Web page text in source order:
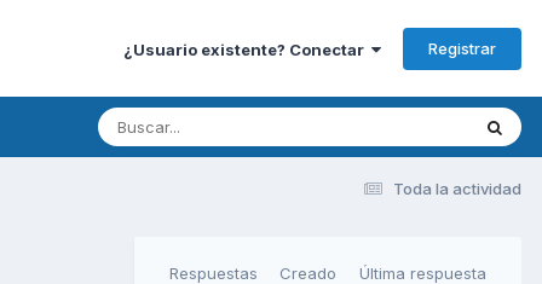
¿Usuario existente? Conectar Registrar
Toda la actividad
Respuestas Creado Última respuesta